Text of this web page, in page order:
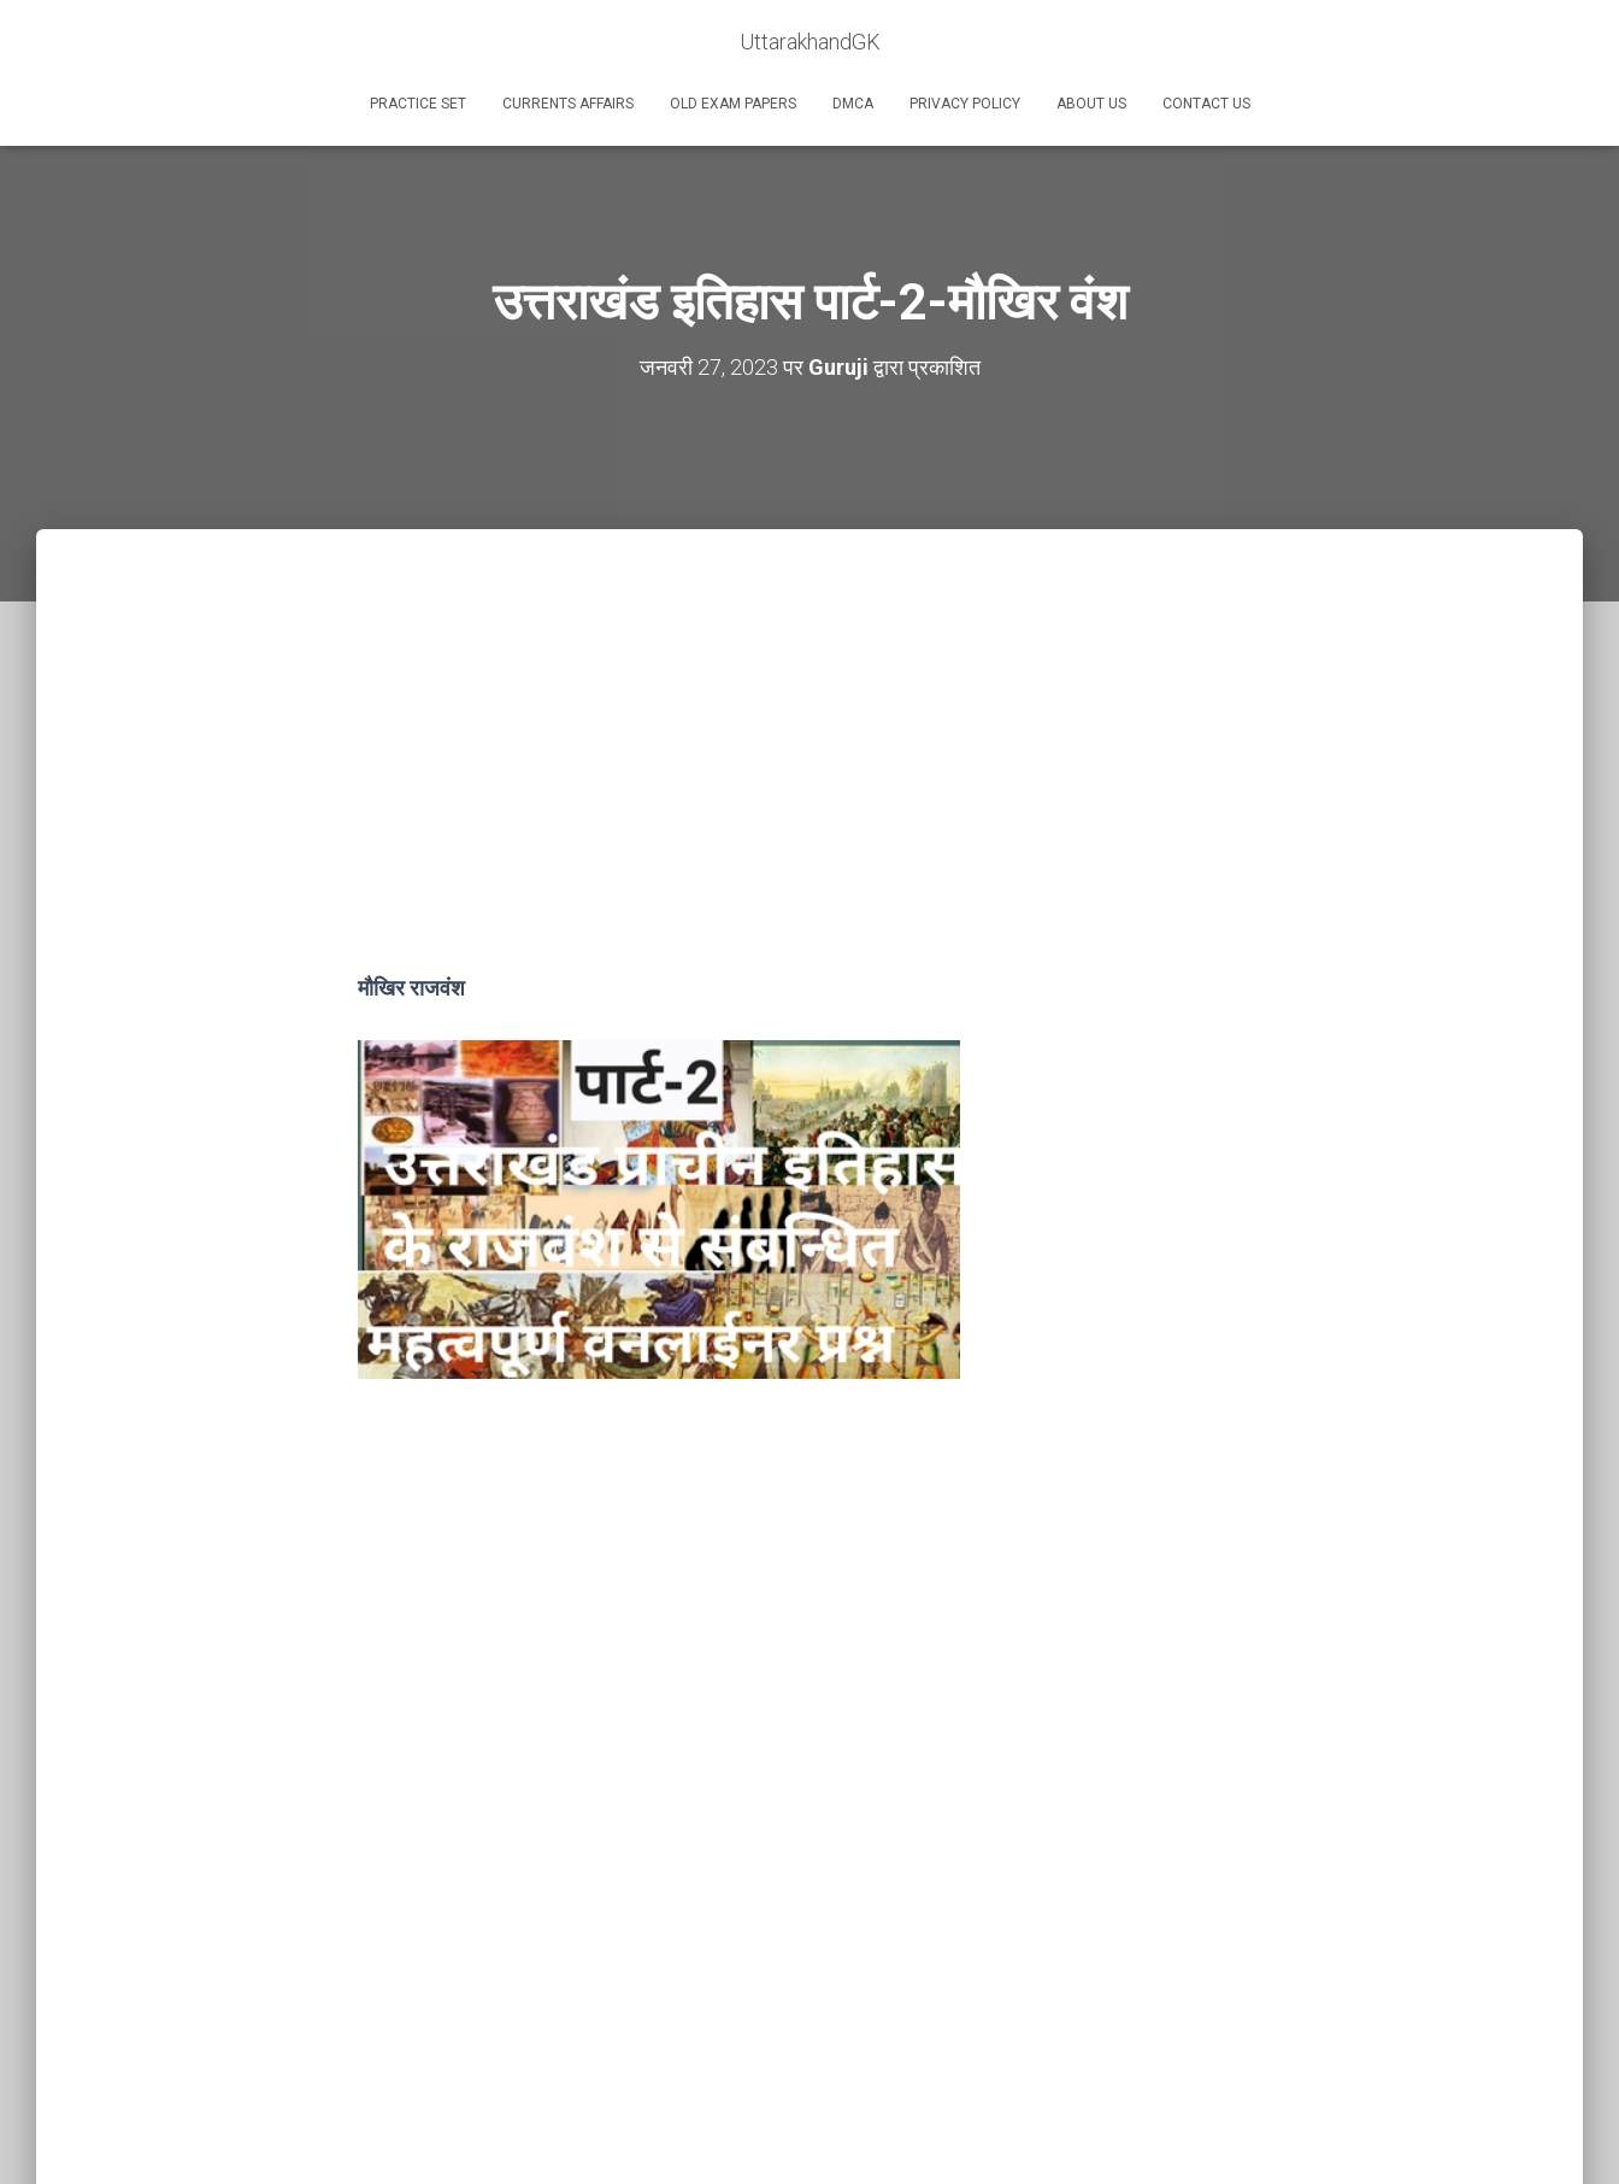
UttarakhandGK
PRACTICE SET CURRENTS AFFAIRS OLD EXAM PAPERS DMCA PRIVACY POLICY ABOUT US CONTACT US
उत्तराखंड इतिहास पार्ट-2-मौखिर वंश
जनवरी 27, 2023पर Gurujiद्वारा प्रकाशित
मौखिर राजवंश